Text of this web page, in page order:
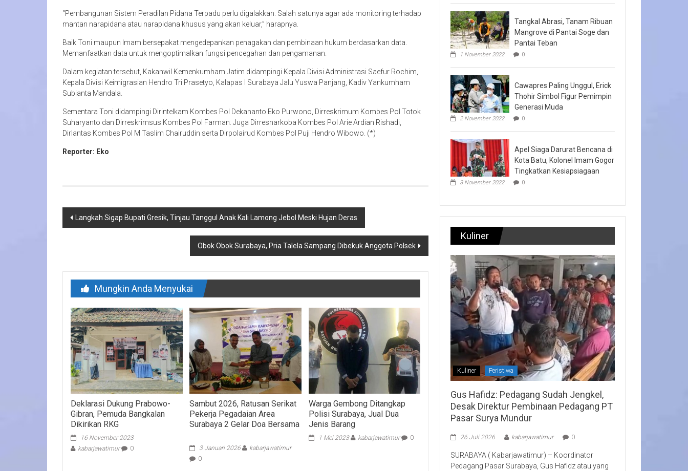
“Pembangunan Sistem Peradilan Pidana Terpadu perlu digalakkan. Salah satunya agar ada monitoring terhadap
mantan narapidana atau narapidana khusus yang akan keluar,” harapnya.
Baik Toni maupun Imam bersepakat mengedepankan penagakan dan pembinaan hukum berdasarkan data.
Memanfaatkan data untuk mengoptimalkan fungsi pencegahan dan pengamanan.
Dalam kegiatan tersebut, Kakanwil Kemenkumham Jatim didampingi Kepala Divisi Administrasi Saefur Rochim,
Kepala Divisi Keimigrasian Hendro Tri Prasetyo, Kalapas I Surabaya Jalu Yuswa Panjang, Kadiv Yankumham
Subianta Mandala.
Sementara Toni didampingi Dirintelkam Kombes Pol Dekananto Eko Purwono, Dirreskrimum Kombes Pol Totok
Suharyanto dan Dirreskrimsus Kombes Pol Farman. Juga Dirresnarkoba Kombes Pol Arie Ardian Rishadi,
Dirlantas Kombes Pol M Taslim Chairuddin serta Dirpolairud Kombes Pol Puji Hendro Wibowo. (*)
Reporter: Eko
Navigasi
Langkah Sigap Bupati Gresik, Tinjau Tanggul Anak Kali Lamong Jebol Meski Hujan Deras
Obok Obok Surabaya, Pria Talela Sampang Dibekuk Anggota Polsek
Mungkin Anda Menyukai
Deklarasi Dukung Prabowo-
Gibran, Pemuda Bangkalan
Dikirikan RKG
16 November 2023
kabarjawatimur
0
Sambut 2026, Ratusan Serikat
Pekerja Pegadaian Area
Surabaya 2 Gelar Doa Bersama
3 Januari 2026
kabarjawatimur
0
Warga Gembong Ditangkap
Polisi Surabaya, Jual Dua
Jenis Barang
1 Mei 2023 kabarjawatimur 0
Tangkal Abrasi, Tanam Ribuan
Mangrove di Pantai Soge dan
Pantai Teban
1 November 2022 0
Cawapres Paling Unggul, Erick
Thohir Simbol Figur Pemimpin
Generasi Muda
2 November 2022 0
Apel Siaga Darurat Bencana di
Kota Batu, Kolonel Imam Gogor
Tingkatkan Kesiapsiagaan
3 November 2022 0
Kuliner
Kuliner Peristiwa
Gus Hafidz: Pedagang Sudah Jengkel,
Desak Direktur Pembinaan Pedagang PT
Pasar Surya Mundur
26 Juli 2026 kabarjawatimur 0
SURABAYA ( Kabarjawatimur) – Koordinator
Pedagang Pasar Surabaya, Gus Hafidz atau yang